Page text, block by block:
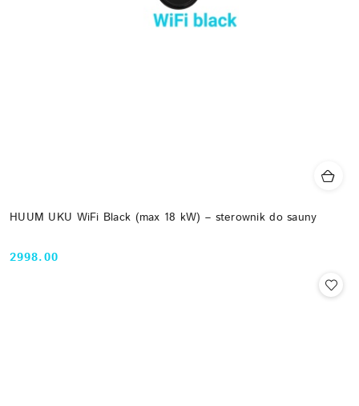
HUUM UKU WiFi Black (max 18 kW) – sterownik do sauny
Cena:
2998.00